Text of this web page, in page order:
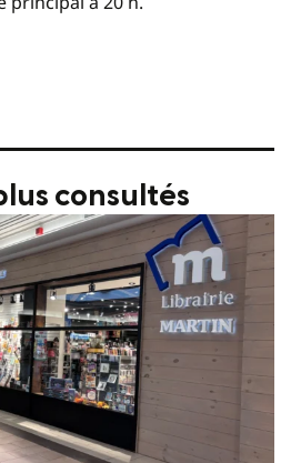
consultés